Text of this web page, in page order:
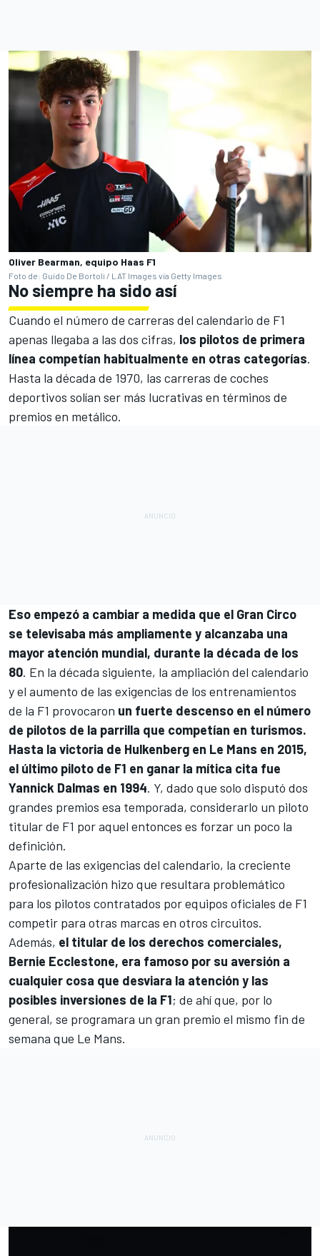
Oliver Bearman, equipo Haas F1
Foto de: Guido De Bortoli / LAT Images vía Getty Images
No siempre ha sido así
Cuando el número de carreras del calendario de F1
apenas llegaba a las dos cifras, los pilotos de primera
línea competían habitualmente en otras categorías.
Hasta la década de 1970, las carreras de coches
deportivos solían ser más lucrativas en términos de
premios en metálico.
Eso empezó a cambiar a medida que el Gran Circo
se televisaba más ampliamente y alcanzaba una
mayor atención mundial, durante la década de los
80. En la década siguiente, la ampliación del calendario
y el aumento de las exigencias de los entrenamientos
de la F1 provocaron un fuerte descenso en el número
de pilotos de la parrilla que competían en turismos.
Hasta la victoria de Hulkenberg en Le Mans en 2015,
el último piloto de F1 en ganar la mítica cita fue
Yannick Dalmas en 1994. Y, dado que solo disputó dos
grandes premios esa temporada, considerarlo un piloto
titular de F1 por aquel entonces es forzar un poco la
definición.
Aparte de las exigencias del calendario, la creciente
profesionalización hizo que resultara problemático
para los pilotos contratados por equipos oficiales de F1
competir para otras marcas en otros circuitos.
Además, el titular de los derechos comerciales,
Bernie Ecclestone, era famoso por su aversión a
cualquier cosa que desviara la atención y las
posibles inversiones de la F1; de ahí que, por lo
general, se programara un gran premio el mismo fin de
semana que Le Mans.